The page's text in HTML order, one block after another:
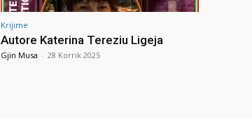
Krijime
Autore Katerina Tereziu Ligeja
Gjin Musa - 28 Korrik 2025